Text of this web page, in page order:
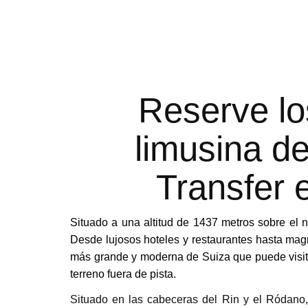
Reserve
limusina
Transfer
Situado a una altitud de 1437 metros sobre el
Desde lujosos hoteles y restaurantes hasta
más grande y moderna de Suiza que puede
terreno fuera de pista.
Situado en las cabeceras del Rin y el